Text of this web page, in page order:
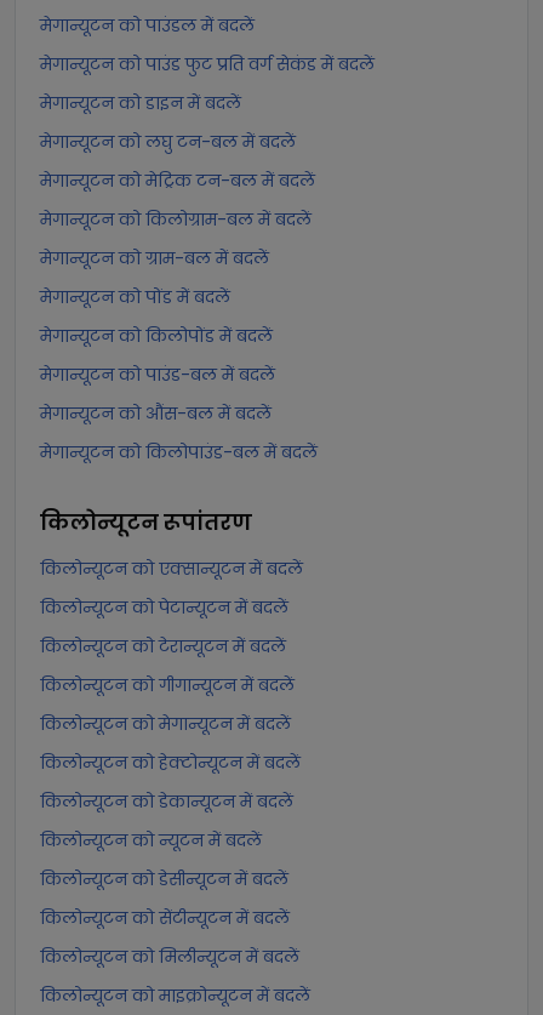
मेगान्यूटन को पाउंडल में बदलें
मेगान्यूटन को पाउंड फुट प्रति वर्ग सेकंड में बदलें
मेगान्यूटन को डाइन में बदलें
मेगान्यूटन को लघु टन-बल में बदलें
मेगान्यूटन को मेट्रिक टन-बल में बदलें
मेगान्यूटन को किलोग्राम-बल में बदलें
मेगान्यूटन को ग्राम-बल में बदलें
मेगान्यूटन को पोंड में बदलें
मेगान्यूटन को किलोपोंड में बदलें
मेगान्यूटन को पाउंड-बल में बदलें
मेगान्यूटन को औंस-बल में बदलें
मेगान्यूटन को किलोपाउंड-बल में बदलें
किलोन्यूटनरूपांतरण
किलोन्यूटन को एक्सान्यूटन में बदलें
किलोन्यूटन को पेटान्यूटन में बदलें
किलोन्यूटन को टेरान्यूटन में बदलें
किलोन्यूटन को गीगान्यूटन में बदलें
किलोन्यूटन को मेगान्यूटन में बदलें
किलोन्यूटन को हेक्टोन्यूटन में बदलें
किलोन्यूटन को डेकान्यूटन में बदलें
किलोन्यूटन को न्यूटन में बदलें
किलोन्यूटन को डेसीन्यूटन में बदलें
किलोन्यूटन को सेंटीन्यूटन में बदलें
किलोन्यूटन को मिलीन्यूटन में बदलें
किलोन्यूटन को माइक्रोन्यूटन में बदलें